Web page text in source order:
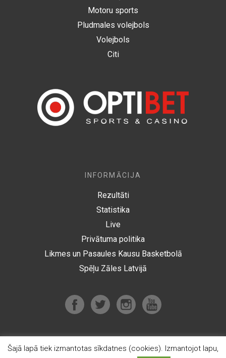
Motoru sports
Pludmales volejbols
Volejbols
Citi
INFORMĀCIJA
Rezultāti
Statistika
Live
Privātuma politika
Likmes un Pasaules Kausu Basketbolā
Spēļu Zāles Latvijā
Šajā lapā tiek izmantotas sīkdatnes (cookies). Izmantojot lapu,